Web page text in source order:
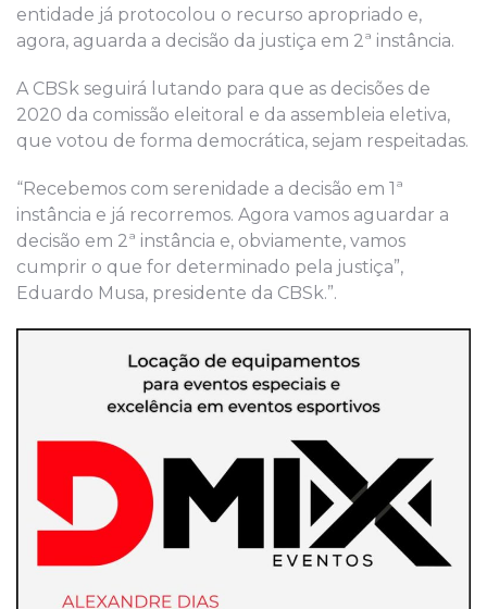
entidade já protocolou o recurso apropriado e,
agora, aguarda a decisão da justiça em 2ª instância.
A CBSk seguirá lutando para que as decisões de
2020 da comissão eleitoral e da assembleia eletiva,
que votou de forma democrática, sejam respeitadas.
“Recebemos com serenidade a decisão em 1ª
instância e já recorremos. Agora vamos aguardar a
decisão em 2ª instância e, obviamente, vamos
cumprir o que for determinado pela justiça”,
Eduardo Musa, presidente da CBSk.”.